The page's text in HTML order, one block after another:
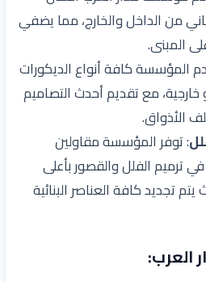
من الداخل والخارج، مما يضفي
المبنى.
المؤسسة كافة أنواع الديكورات
مع تقديم أحدث التصاميم
الأذواق.
: توفر المؤسسة مقاولين
ترميم الفلل والقصور بأعلى
يتم تجديد كافة العناصر البنائية
العرب: